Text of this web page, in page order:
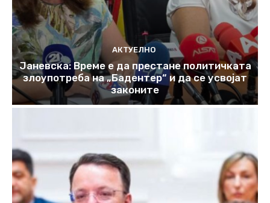
АКТУЕЛНО
Јаневска: Време е да престане политичката
злоупотреба на „Бадентер“ и да се усвојат
законите